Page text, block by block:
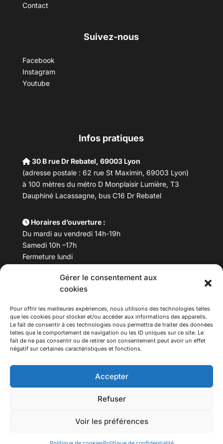
Gérer le consentement aux
cookies
Pour offrir les meilleures expériences, nous utilisons des technologies telles
que les cookies pour stocker et/ou accéder aux informations des appareils.
Le fait de consentir à ces technologies nous permettra de traiter des données
telles que le comportement de navigation ou les ID uniques sur ce site. Le
fait de ne pas consentir ou de retirer son consentement peut avoir un effet
négatif sur certaines caractéristiques et fonctions.
Accepter
Refuser
Voir les préférences
Contact
Suivez-nous
Facebook
Instagram
Youtube
Infos pratiques
30 B rue Dr Rebatel, 69003 Lyon
(adresse postale : 62 rue St Maximin, 69003 Lyon)
à 100 mètres du métro D Monplaisir Lumière, T3
Dauphiné Lacassagne, bus C16 Dr Rebatel
Horaires d’ouverture :
Du mardi au vendredi 14h-19h
Samedi 10h –17h
Fermeture lundi
Téléphone : 04 78 53 06 40
maisondesculturesasiatiques@asiexpo.com
Tous droits réservés.